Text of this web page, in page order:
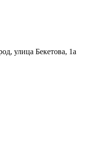
улица Бекетова, 1а